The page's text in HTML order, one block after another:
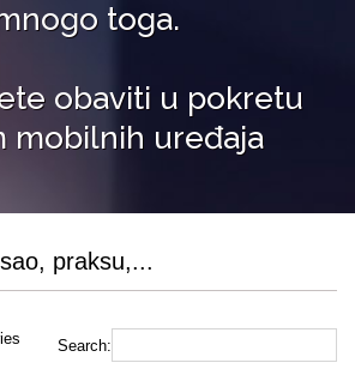
toga.
obaviti u pokretu
mobilnih uređaja
praksu,...
Search: